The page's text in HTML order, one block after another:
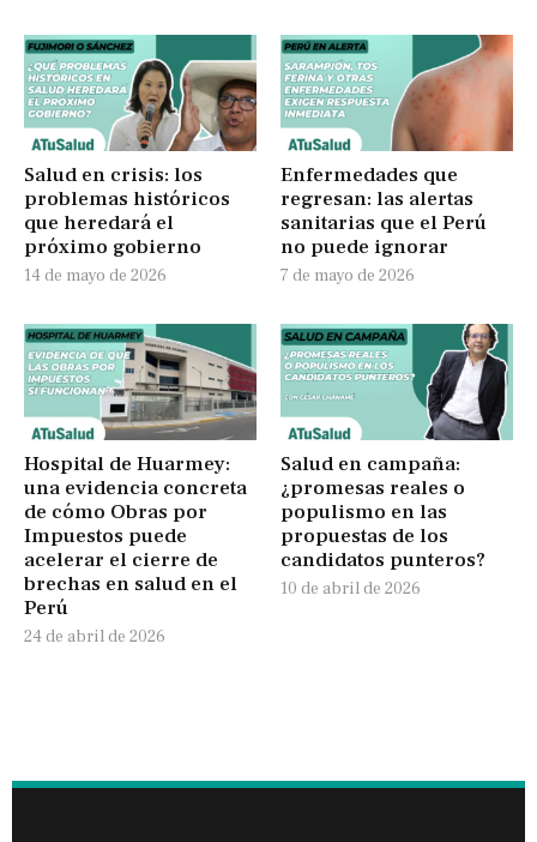
Salud en crisis: los
problemas históricos
que heredará el
próximo gobierno
14 de mayo de 2026
Enfermedades que
regresan: las alertas
sanitarias que el Perú
no puede ignorar
7 de mayo de 2026
Hospital de Huarmey:
una evidencia concreta
de cómo Obras por
Impuestos puede
acelerar el cierre de
brechas en salud en el
Perú
24 de abril de 2026
Salud en campaña:
¿promesas reales o
populismo en las
propuestas de los
candidatos punteros?
10 de abril de 2026